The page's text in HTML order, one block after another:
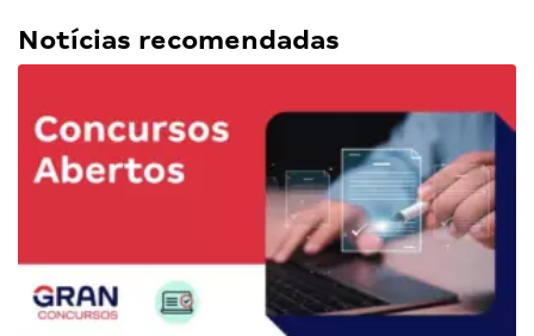
Notícias recomendadas